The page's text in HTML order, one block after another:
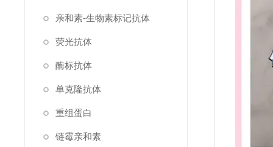
亲和素-生物素标记抗体
荧光抗体
酶标抗体
单克隆抗体
重组蛋白
链霉亲和素